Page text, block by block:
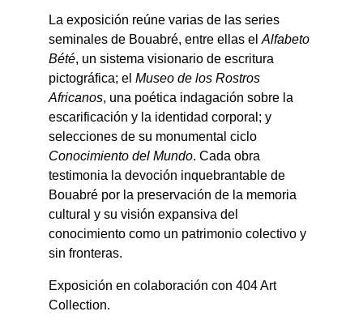
La exposición reúne varias de las series
seminales de Bouabré, entre ellas el Alfabeto
Bété, un sistema visionario de escritura
pictográfica; el Museo de los Rostros
Africanos, una poética indagación sobre la
escarificación y la identidad corporal; y
selecciones de su monumental ciclo
Conocimiento del Mundo. Cada obra
testimonia la devoción inquebrantable de
Bouabré por la preservación de la memoria
cultural y su visión expansiva del
conocimiento como un patrimonio colectivo y
sin fronteras.
Exposición en colaboración con 404 Art
Collection.